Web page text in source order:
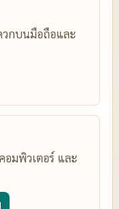
วกบนมือถือและ
มพิวเตอร์ และ